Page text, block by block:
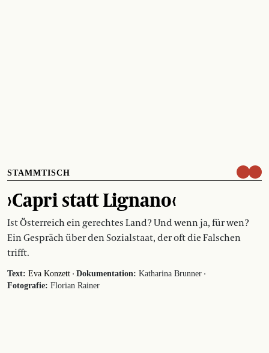
STAMMTISCH
›Capri statt Lignano‹
Ist Österreich ein gerechtes Land? Und wenn ja, für wen?
Ein Gespräch über den Sozialstaat, der oft die Falschen
trifft.
Text: Eva Konzett · Dokumentation: Katharina Brunner ·
Fotografie: Florian Rainer